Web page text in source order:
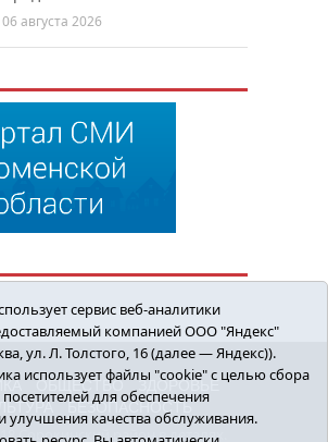
06 августа 2026
ОБЩЕСТВО
ЗДОРОВЬЕ
БЕЗОПАСНОСТЬ
Сорокинский район в деталях.
сервис веб-аналитики
компанией ООО "Яндекс"
ул. Л. Толстого, 16 (далее — Яндекс)).
использует файлы "cookie" с целью сбора
для обеспечения
улучшения качества обслуживания.